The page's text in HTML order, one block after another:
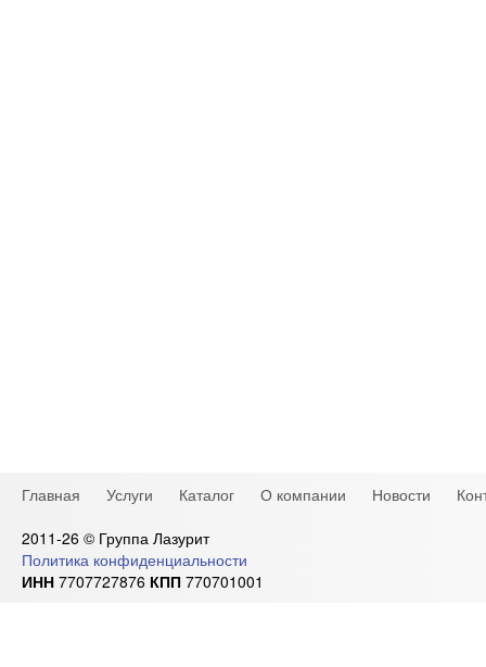
Главная Услуги Каталог О компании Новости
2011-26 © Группа Лазурит
Политика конфиденциальности
ИНН 7707727876 КПП 770701001